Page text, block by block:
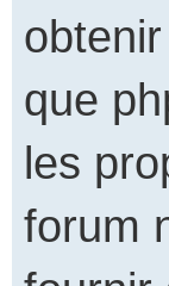
que
les
forum